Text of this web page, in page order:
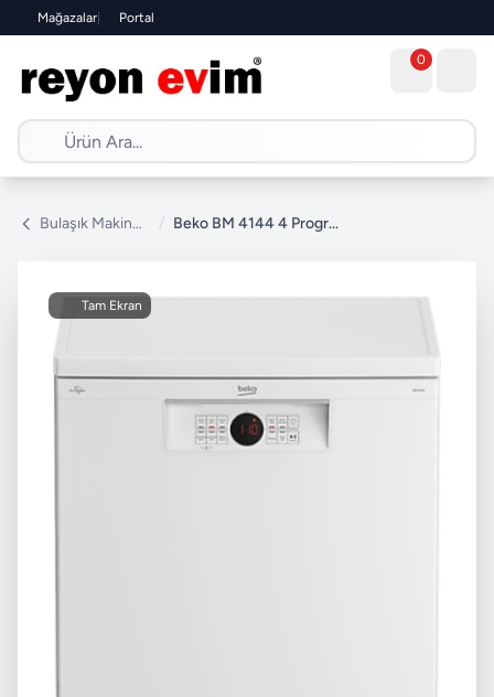
Mağazalar| Portal
0
Bulaşık Makinesi / Beko BM 4144 4 Programlı Bulaşık Makinesi
Tam Ekran